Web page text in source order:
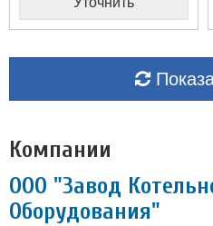
Компании
ООО "Завод
Оборудования"